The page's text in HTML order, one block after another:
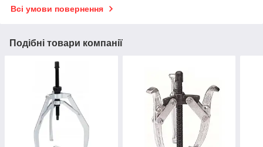
Всі умови повернення
Подібні товари компанії